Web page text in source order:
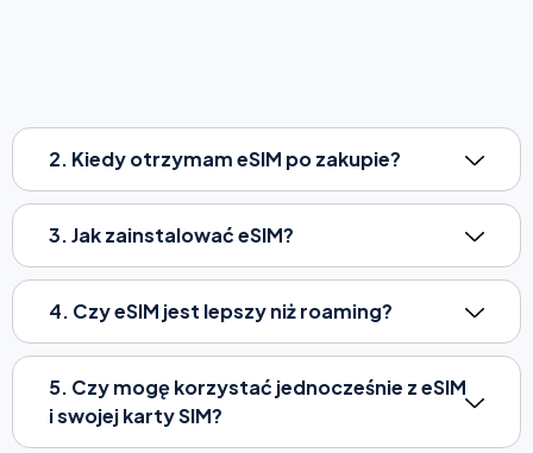
2. Kiedy otrzymam eSIM po zakupie?
3. Jak zainstalować eSIM?
4. Czy eSIM jest lepszy niż roaming?
5. Czy mogę korzystać jednocześnie z eSIM
i swojej karty SIM?